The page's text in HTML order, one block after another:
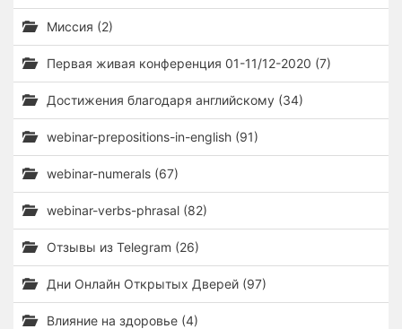
Миссия (2)
Первая живая конференция 01-11/12-2020 (7)
Достижения благодаря английскому (34)
webinar-prepositions-in-english (91)
webinar-numerals (67)
webinar-verbs-phrasal (82)
Отзывы из Telegram (26)
Дни Онлайн Открытых Дверей (97)
Влияние на здоровье (4)